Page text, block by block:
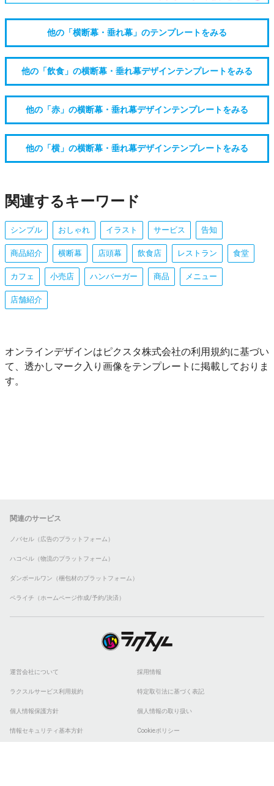
他の「横断幕・垂れ幕」のテンプレートをみる
他の「飲食」の横断幕・垂れ幕デザインテンプレートをみる
他の「赤」の横断幕・垂れ幕デザインテンプレートをみる
他の「横」の横断幕・垂れ幕デザインテンプレートをみる
関連するキーワード
シンプル おしゃれ イラスト サービス 告知
商品紹介 横断幕 店頭幕 飲食店 レストラン 食堂
カフェ 小売店 ハンバーガー 商品 メニュー
店舗紹介
オンラインデザインはピクスタ株式会社の利用規約に基づい
て、透かしマーク入り画像をテンプレートに掲載しておりま
す。
関連のサービス
ノバセル（広告のプラットフォーム）
ハコベル（物流のプラットフォーム）
ダンボールワン（梱包材のプラットフォーム）
ペライチ（ホームページ作成/予約/決済）
運営会社について 採用情報
ラクスルサービス利用規約 特定取引法に基づく表記
個人情報保護方針 個人情報の取り扱い
情報セキュリティ基本方針 Cookieポリシー